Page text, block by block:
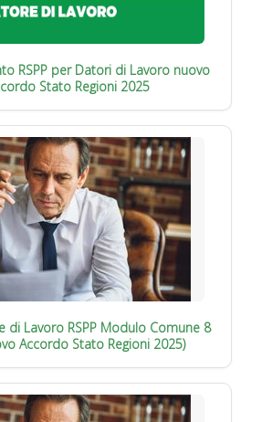
RSPP per Datori di Lavoro nuovo
Stato Regioni 2025
di Lavoro RSPP Modulo Comune 8
Accordo Stato Regioni 2025)